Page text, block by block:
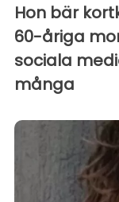
Hon bär
60-åriga
sociala
många